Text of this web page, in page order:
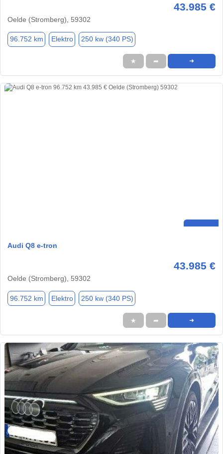
43.985 €
Oelde (Stromberg), 59302
96.752 km Elektro 250 kw (340 PS)
★ ➦ ➜
Audi Q8 e-tron
43.985 €
Oelde (Stromberg), 59302
96.752 km Elektro 250 kw (340 PS)
★ ➦ ➜